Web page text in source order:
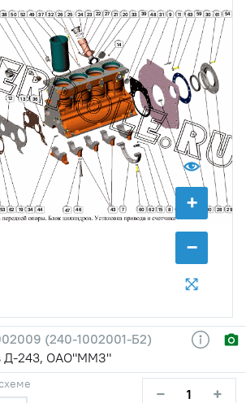
+
−
7 8
9
10
11
12 13
14
15
19
20
21
22
23
24
25
26 27
28 29
30
31
32 33
34
36
37
38 39
43
44 46
47
48
49
50 52
53
54
59
60
61
62
62
63
(240-1002001-Б2)
Д-243, ОАО"ММЗ"
− +